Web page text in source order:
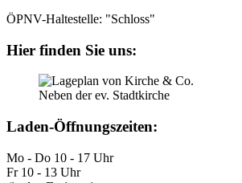
ÖPNV-Haltestelle: "Schloss"
Hier finden Sie uns:
Neben der ev. Stadtkirche
Laden-Öffnungszeiten:
Mo - Do 10 - 17 Uhr
Fr 10 - 13 Uhr